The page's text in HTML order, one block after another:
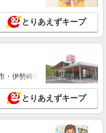
詳細を見る
童支援サポーター！見守り業
＜日払い有/週払い有/交通費全
む)＞
詳細を見る
とりあえずキープ
・伊勢崎市・太田市・館林市
とりあえずキープ